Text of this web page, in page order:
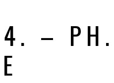
– PH.